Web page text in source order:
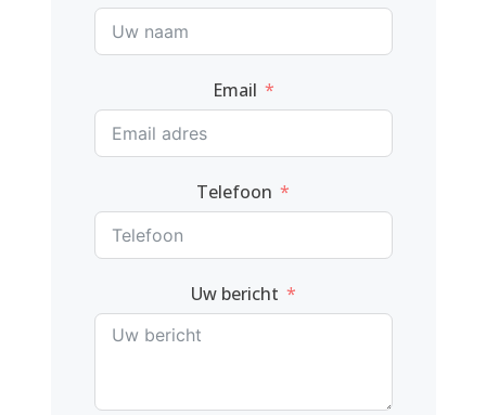
Email
Telefoon
Uw bericht